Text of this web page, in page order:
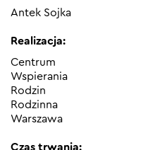
Antek Sojka
Realizacja:
Centrum
Wspierania
Rodzin
Rodzinna
Warszawa
Czas trwania: